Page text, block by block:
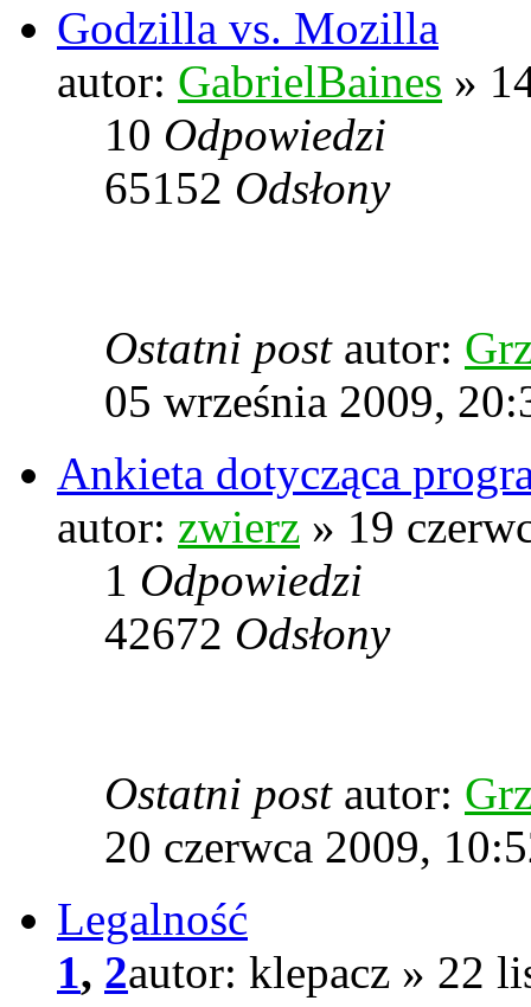
Godzilla vs. Mozilla
autor: GabrielBaines »
10 Odpowiedzi
65152 Odsłony
Ostatni post autor:
05 września 2009,
Ankieta dotycząca
autor: zwierz » 19
1 Odpowiedzi
42672 Odsłony
Ostatni post autor:
20 czerwca 2009,
Legalność
1, 2autor: klepacz » 22